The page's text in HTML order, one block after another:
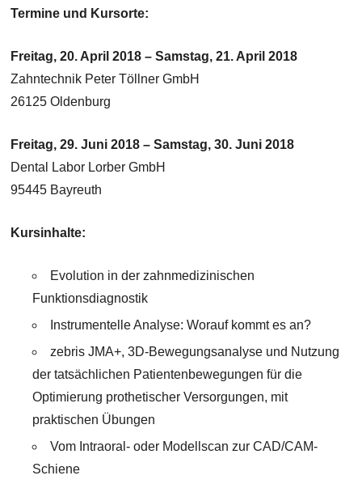
Termine und Kursorte:
Freitag, 20. April 2018 – Samstag, 21. April 2018
Zahntechnik Peter Töllner GmbH
26125 Oldenburg
Freitag, 29. Juni 2018 – Samstag, 30. Juni 2018
Dental Labor Lorber GmbH
95445 Bayreuth
Kursinhalte:
Evolution in der zahnmedizinischen
Funktionsdiagnostik
Instrumentelle Analyse: Worauf kommt es an?
zebris JMA+, 3D-Bewegungsanalyse und Nutzung
der tatsächlichen Patientenbewegungen für die
Optimierung prothetischer Versorgungen, mit
praktischen Übungen
Vom Intraoral- oder Modellscan zur CAD/CAM-
Schiene